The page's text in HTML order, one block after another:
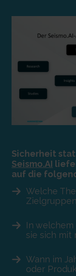
Sicherheit
Seismo.AI
auf die
Welche
In
sie sich mit
Wann im
oder